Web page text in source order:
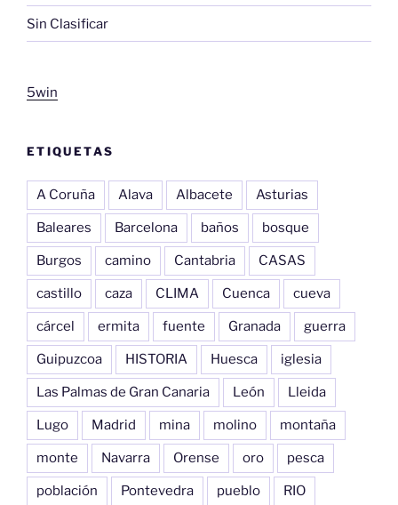
Sin Clasificar
5win
ETIQUETAS
A Coruña Alava Albacete Asturias
Baleares Barcelona baños bosque
Burgos camino Cantabria CASAS
castillo caza CLIMA Cuenca cueva
cárcel ermita fuente Granada guerra
Guipuzcoa HISTORIA Huesca iglesia
Las Palmas de Gran Canaria León Lleida
Lugo Madrid mina molino montaña
monte Navarra Orense oro pesca
población Pontevedra pueblo RIO